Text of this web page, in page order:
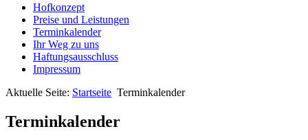
Hofkonzept
Preise und Leistungen
Terminkalender
Ihr Weg zu uns
Haftungsausschluss
Impressum
Aktuelle Seite: Startseite Terminkalender
Terminkalender